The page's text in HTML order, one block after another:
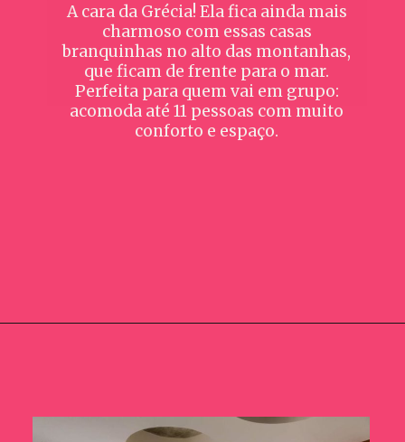
A cara da Grécia! Ela fica ainda mais
charmoso com essas casas
branquinhas no alto das montanhas,
que ficam de frente para o mar.
Perfeita para quem vai em grupo:
acomoda até 11 pessoas com muito
conforto e espaço.